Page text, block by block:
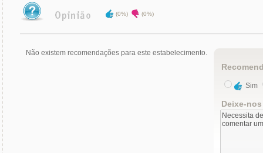
(0%) (0%)
Não existem recomendações para este estabelecimento.
Sim
Deixe-